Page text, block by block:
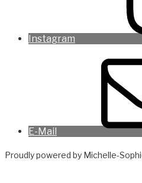
Instagram
E-Mail
Proudly powered by Michelle-